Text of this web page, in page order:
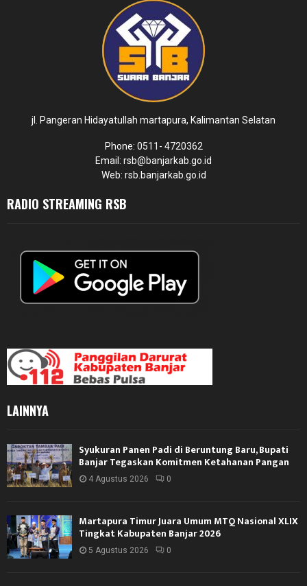
jl. Pangeran Hidayatullah martapura, Kalimantan Selatan
Phone: 0511- 4720362
Email: rsb@banjarkab.go.id
Web: rsb.banjarkab.go.id
RADIO STREAMING RSB
LAINNYA
Syukuran Panen Padi di Beruntung Baru, Bupati
Banjar Tegaskan Komitmen Ketahanan Pangan
4 Agustus 2026 0
Martapura Timur Juara Umum MTQ Nasional XLIX
Tingkat Kabupaten Banjar 2026
5 Agustus 2026 0